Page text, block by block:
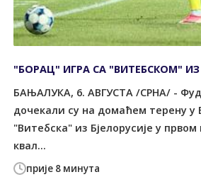
прије 8 минута
"БОРАЦ" ИГРА СА "ВИТЕБСКОМ" ИЗ
БАЊАЛУКА, 6. АВГУСТА /СРНА/ -
дочекали су на домаћем терену
"Витебска" из Бјелорусије у
квал...